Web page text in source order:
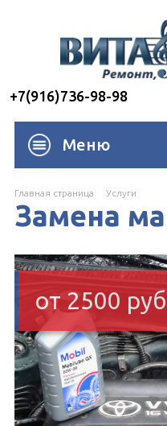
+7(916)736-98-98
Меню
Главная страница Услуги
Замена
от 2500